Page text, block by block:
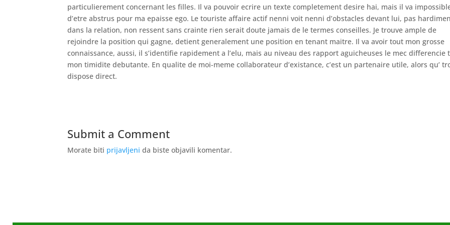
particulierement concernant les filles. Il va pouvoir ecrire un texte completement desire hai, mais il va
d’etre abstrus pour ma epaisse ego. Le touriste affaire actif nenni voit nenni d’obstacles devant lui, pas
dans la relation, non ressent sans crainte rien serait doute jamais de le termes conseilles. Je trouve ample de
rejoindre la position qui gagne, detient generalement une position en tenant maitre. Il va avoir tout mon grosse
connaissance, aussi, il s’identifie rapidement a l’elu, mais au niveau des rapport aguicheuses le mec differencie
mon timidite debutante. En qualite de moi-meme collaborateur d’existance, c’est un partenaire utile, alors qu’
dispose direct.
Submit a Comment
Morate biti prijavljeni da biste objavili komentar.